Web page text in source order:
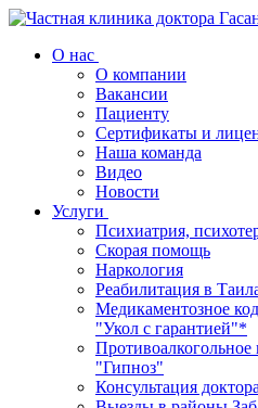
О нас
О компании
Вакансии
Пациенту
Сертификаты и
Наша команда
Видео
Новости
Услуги
Психиатрия,
Скорая помощь
Наркология
Реабилитация в
Медикаментозное
"Укол с гарантией"*
Противоалкогольное
"Гипноз"
Консультация